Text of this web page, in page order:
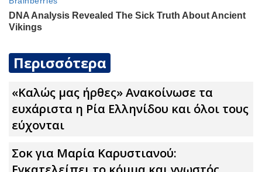
Περισσότερα
«Καλώς μας ήρθες» Ανακοίνωσε τα
ευxάριστα η Ρία Ελληνίδου και όλοι τους
εύχονται
Σoκ για Μαρία Καρυστιανού: